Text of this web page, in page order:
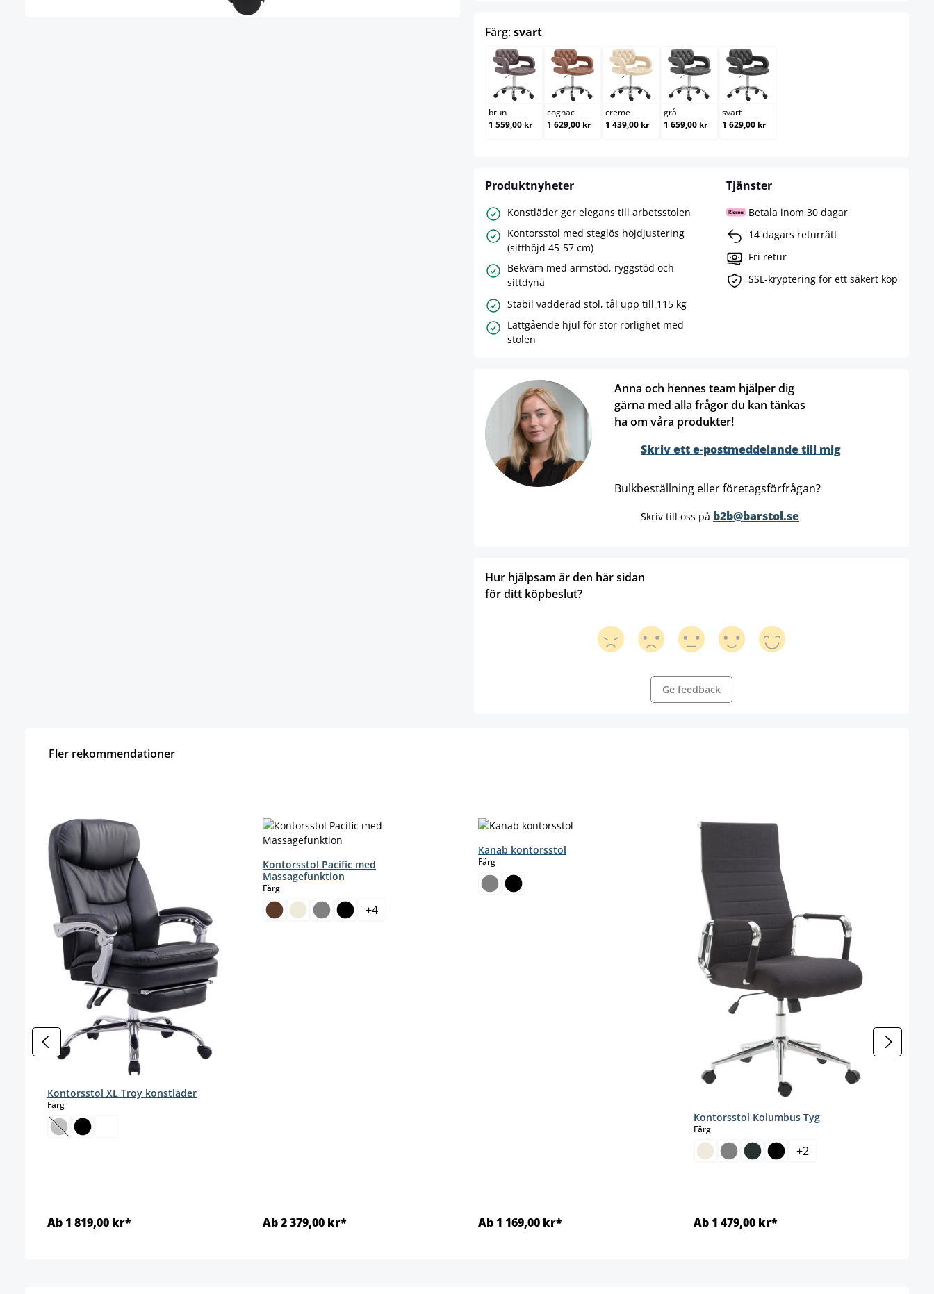
Färg:svartselect
brun
brun
1 559,00 kr
cognac
cognac
1 629,00 kr
creme
creme
1 439,00 kr
grå
grå
1 659,00 kr
svart
svart
1 629,00 kr
Produktnyheter
Konstläder ger elegans till arbetsstolen
Kontorsstol med steglös höjdjustering
(sitthöjd 45-57 cm)
Bekväm med armstöd, ryggstöd och
sittdyna
Stabil vadderad stol, tål upp till 115 kg
Lättgående hjul för stor rörlighet med
stolen
Tjänster
Betala inom 30 dagar
14 dagars returrätt
Fri retur
SSL-kryptering för ett säkert köp
Anna och hennes team hjälper dig
gärna med alla frågor du kan tänkas
ha om våra produkter!
Skriv ett e-postmeddelande till mig
Bulkbeställning eller företagsförfrågan?
Skriv till oss på b2b@barstol.se
Hur hjälpsam är den här sidan
för ditt köpbeslut?
Ge feedback
Fler rekommendationer
Kontorsstol XL Troy konstläder
Färgselect
(Det här alternativet är för närvarande inte tillgängligt.)
Ab 1 819,00 kr*
Kontorsstol Pacific med
Massagefunktion
Färgselect
+4
Ab 2 379,00 kr*
Kanab kontorsstol
Färgselect
Ab 1 169,00 kr*
Kontorsstol Kolumbus Tyg
Färgselect
+2
Ab 1 479,00 kr*